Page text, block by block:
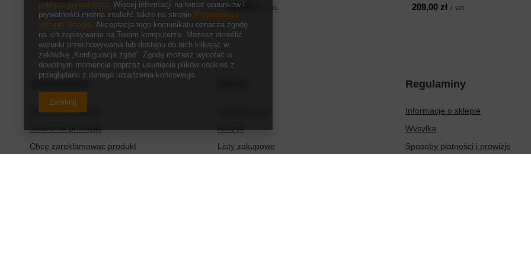
119,00 zł szt. 209,00 zł / szt.
Status zamówienia
Śledzenie przesyłki
Chcę zareklamować produkt
Koszyk
Listy zakupowe
Regulaminy
Informacje o sklepie
Wysyłka
Sposoby płatności i prowizje
polityce prywatności. Więcej informacji na temat warunków i
prywatności można znaleźć także na stronie Prywatność i
warunki Google. Akceptacja tego komunikatu oznacza zgodę
na ich zapisywanie na Twoim komputerze. Możesz określić
warunki przechowywania lub dostępu do nich klikając w
zakładkę „Konfiguracja zgód”. Zgodę możesz wycofać w
dowolnym momencie poprzez usunięcie plików cookies z
przeglądarki z danego urządzenia końcowego.
Zamknij